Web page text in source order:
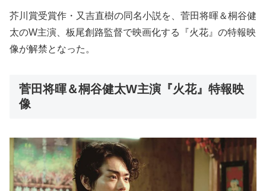
芥川賞受賞作・又吉直樹の同名小説を、菅田将暉＆桐谷健
太のW主演、板尾創路監督で映画化する『火花』の特報映
像が解禁となった。
菅田将暉＆桐谷健太W主演『火花』特報映
像